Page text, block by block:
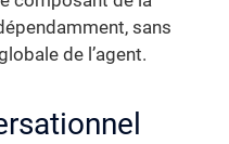
sans
de l’agent.